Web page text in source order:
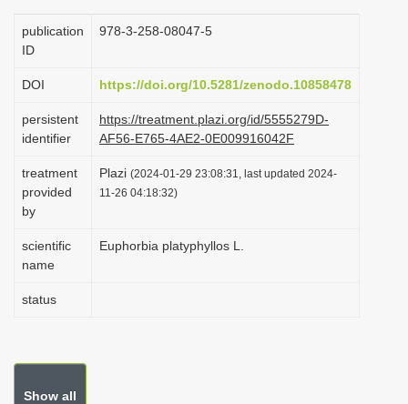
i
g
t
i
o
n
publication
ID
978-3-258-08047-5
DOI https://doi.org/10.5281/zenodo.10858478
persistent
identifier
https://treatment.plazi.org/id/5555279D-
AF56-E765-4AE2-0E009916042F
treatment
provided
by
Plazi (2024-01-29 23:08:31, last updated 2024-
11-26 04:18:32)
scientific
name
Euphorbia platyphyllos L.
status
Show all